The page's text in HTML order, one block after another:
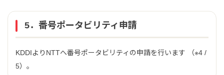
5．番号ポータビリティ申請
KDDIよりNTTへ番号ポータビリティの申請を行います （※4 /
5）。